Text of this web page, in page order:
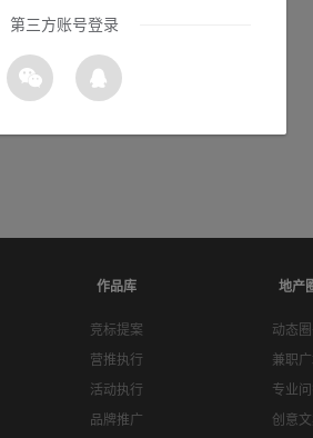
作品库
竞标提案
营推执行
活动执行
品牌推广
地产
动态
兼职
专业
创意
第三方账号登录